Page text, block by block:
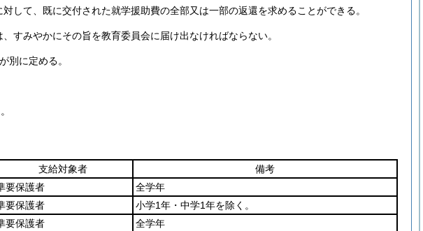
して、既に交付された就学援助費の全部又は一部の返還を求めることができる。
すみやかにその旨を教育委員会に届け出なければならない。
別に定める。
支給対象者
備考
要保護者
全学年
要保護者
小学1年・中学1年を除く。
要保護者 全学年